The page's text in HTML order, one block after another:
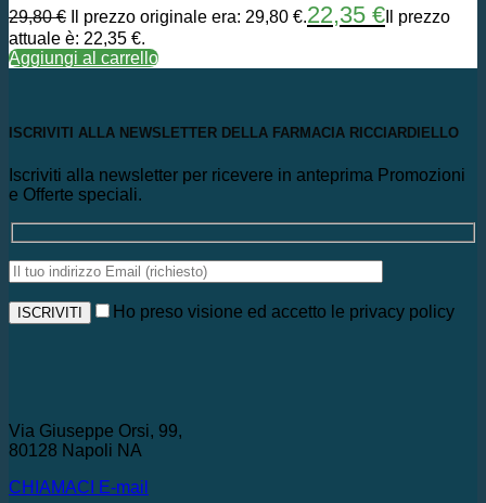
29,80€ Il prezzo originale era: 29,80 €.22,35 € Il prezzo
attuale è: 22,35 €.
Aggiungi al carrello
ISCRIVITI ALLA NEWSLETTER DELLA FARMACIA RICCIARDIELLO
Iscriviti alla newsletter per ricevere in anteprima Promozioni
e Offerte speciali.
Ho preso visione ed accetto le privacy policy
Via Giuseppe Orsi, 99,
80128 Napoli NA
CHIAMACI
E-mail